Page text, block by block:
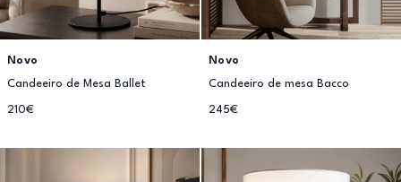
Novo
Candeeiro de Mesa Ballet
210€
Novo
Candeeiro de mesa Bacco
245€